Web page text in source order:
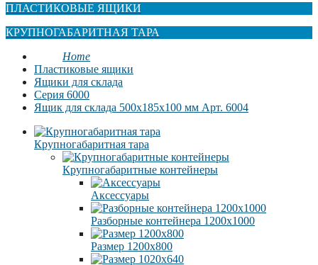
ПЛАСТИКОВЫЕ ЯЩИКИ
КРУПНОГАБАРИТНАЯ ТАРА
Home
Пластиковые ящики
Ящики для склада
Серия 6000
Ящик для склада 500x185x100 мм Арт. 6004
Крупногабаритная тара
Крупногабаритные контейнеры
Аксессуары
Разборные контейнера 1200х1000
Размер 1200х800